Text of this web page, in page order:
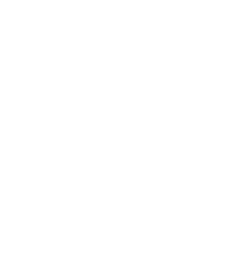
拳打脚踢